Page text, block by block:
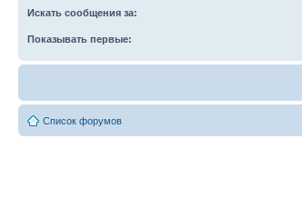
Искать сообщения за:
Показывать первые:
Список форумов